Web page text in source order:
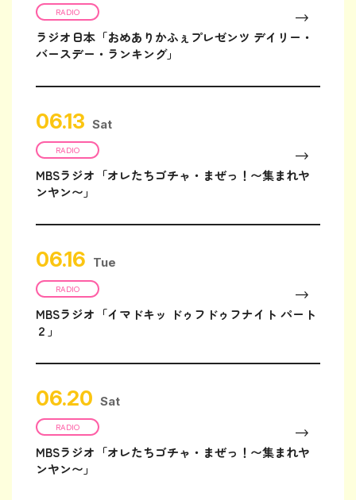
RADIO
ラジオ日本「おめありかふぇプレゼンツ デイリー・
バースデー・ランキング」
06.13 Sat
RADIO
MBSラジオ「オレたちゴチャ・まぜっ！〜集まれヤ
ンヤン〜」
06.16 Tue
RADIO
MBSラジオ「イマドキッ ドゥフドゥフナイト パート
２」
06.20 Sat
RADIO
MBSラジオ「オレたちゴチャ・まぜっ！〜集まれヤ
ンヤン〜」